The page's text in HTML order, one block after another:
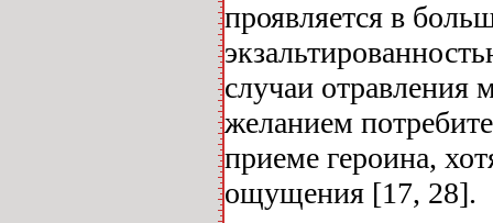
проявляется в
случаи отравления
желанием
приеме героина,
ощущения [17, 28].